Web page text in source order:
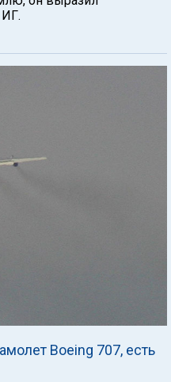
ИГ.
Boeing 707, есть